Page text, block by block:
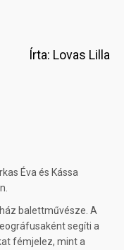
Írta: Lovas Lilla
Éva és Kássa
balettművésze. A
segíti a
fémjelez, mint a